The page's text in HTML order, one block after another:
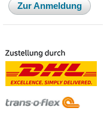
Zur Anmeldung